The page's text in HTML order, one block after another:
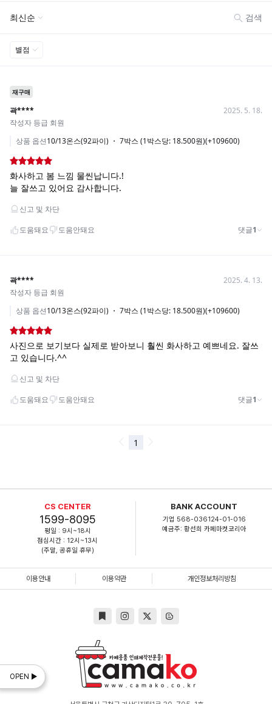
OPEN ▶
CS CENTER
1599-8095
평일 : 9시~18시
점심시간 : 12시~13시
(주말, 공휴일 휴무)
BANK ACCOUNT
기업 568-036124-01-016
예금주: 황선희 카페마켓코리아
이용안내 이용약관 개인정보처리방침